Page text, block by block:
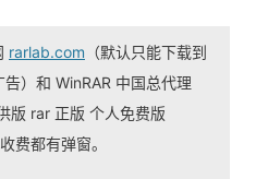
rarlab.com （默认只能下载到
）和 WinRAR 中国总代理
版 rar 正版 个人免费版
费都有弹窗。